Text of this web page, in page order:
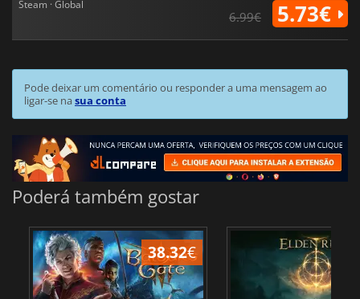
Steam · Global
6.99€ 5.73€
Pode deixar um comentário ou responder a uma mensagem ao
ligar-se nasua conta
Poderá também gostar
38.32€